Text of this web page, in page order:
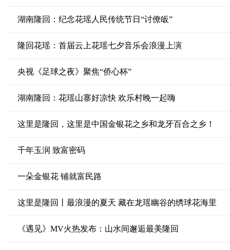
湖南隆回：纪念花瑶人民传统节日“讨僚皈”
隆回花瑶：首届云上花瑶七夕音乐会浪漫上演
央视《足球之夜》聚焦“侨心杯”
湖南隆回：花瑶山寨好凉快 欢乐村晚一起嗨
这里是隆回，这里是中国金银花之乡和龙牙百合之乡！
千年玉润 致富密码
一朵金银花 铺就富民路
这里是隆回丨最浪漫的夏天 藏在龙瑶幽谷的绣球花海里
《遇见》MV火热发布：山水间邂逅最美隆回